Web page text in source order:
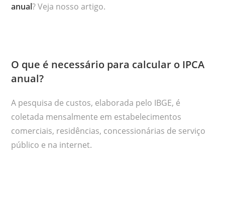
anual? Veja nosso artigo.
O que é necessário para calcular o IPCA
anual?
A pesquisa de custos, elaborada pelo IBGE, é
coletada mensalmente em estabelecimentos
comerciais, residências, concessionárias de serviço
público e na internet.